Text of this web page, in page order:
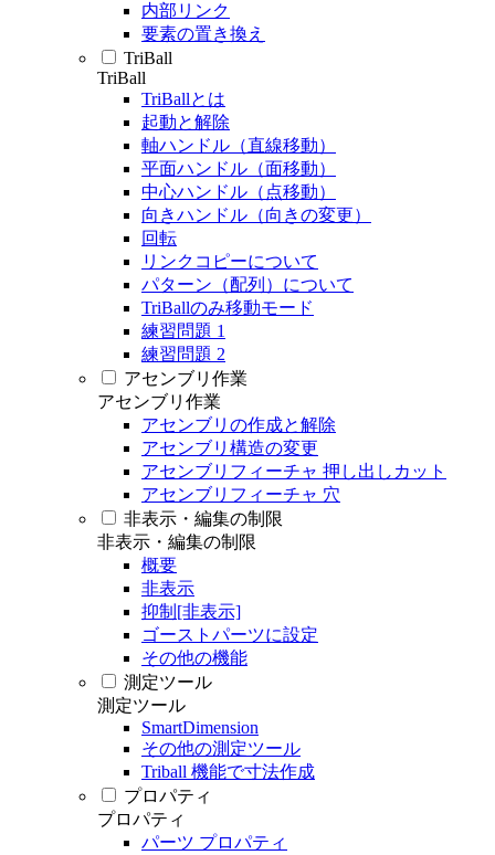
内部リンク
要素の置き換え
TriBall
TriBall
TriBallとは
起動と解除
軸ハンドル（直線移動）
平面ハンドル（面移動）
中心ハンドル（点移動）
向きハンドル（向きの変更）
回転
リンクコピーについて
パターン（配列）について
TriBallのみ移動モード
練習問題 1
練習問題 2
アセンブリ作業
アセンブリ作業
アセンブリの作成と解除
アセンブリ構造の変更
アセンブリフィーチャ 押し出しカット
アセンブリフィーチャ 穴
非表示・編集の制限
非表示・編集の制限
概要
非表示
抑制[非表示]
ゴーストパーツに設定
その他の機能
測定ツール
測定ツール
SmartDimension
その他の測定ツール
Triball 機能で寸法作成
プロパティ
プロパティ
パーツ プロパティ